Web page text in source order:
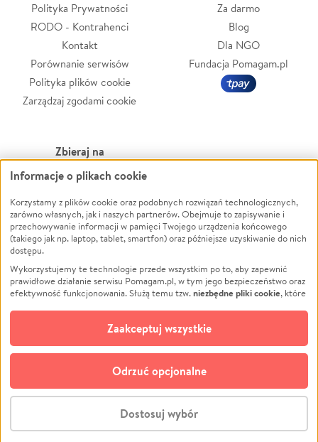
Stwórz zbiórkę - za darmo
Polityka Prywatności
RODO - Kontrahenci
Kontakt
Porównanie serwisów
Polityka plików cookie
Zarządzaj zgodami cookie
Za darmo
Blog
Dla NGO
Fundacja Pomagam.pl
Zbieraj na
Leczenie
Zwierzęta
Pożar
Ukraina
Pomoc Finansowa
Projekty
Pogrzeb
Społeczność lokalna
Kultura
Powódź
Wichura
NGO
Edukacja
Podróż
Impreza
Ochrona środowiska
Biznes
© CROWDING SP. Z O.O.
Informacje o plikach cookie
Korzystamy z plików cookie oraz podobnych rozwiązań technologicznych,
zarówno własnych, jak i naszych partnerów. Obejmuje to zapisywanie i
przechowywanie informacji w pamięci Twojego urządzenia końcowego
(takiego jak np. laptop, tablet, smartfon) oraz późniejsze uzyskiwanie do nich
dostępu.
Wykorzystujemy te technologie przede wszystkim po to, aby zapewnić
prawidłowe działanie serwisu Pomagam.pl, w tym jego bezpieczeństwo oraz
efektywność funkcjonowania. Służą temu tzw.niezbędne pliki cookie, które
opcjonalnych plików cookie
technologii do celów analitycznych i retargetingowych. Możesz wyrazić
zgodę na ich stosowanie lub jej odmówić. W dowolnym momencie masz
możliwość zmiany swoich preferencji na stronie „Zarządzaj zgodami cookie”,
do której link znajdziesz w stopce serwisu Pomagam.pl. Opcjonalne pliki
cookie wykorzystywane są w następujących celach:
działanie serwisu Pomagam.pl. Dzięki nim możemy zrozumieć, jak
użytkownicy korzystają z naszego serwisu – skąd trafiają do serwisu, jak
Dostosuj wybór
Odrzuć opcjonalne
Zaakceptuj wszystkie